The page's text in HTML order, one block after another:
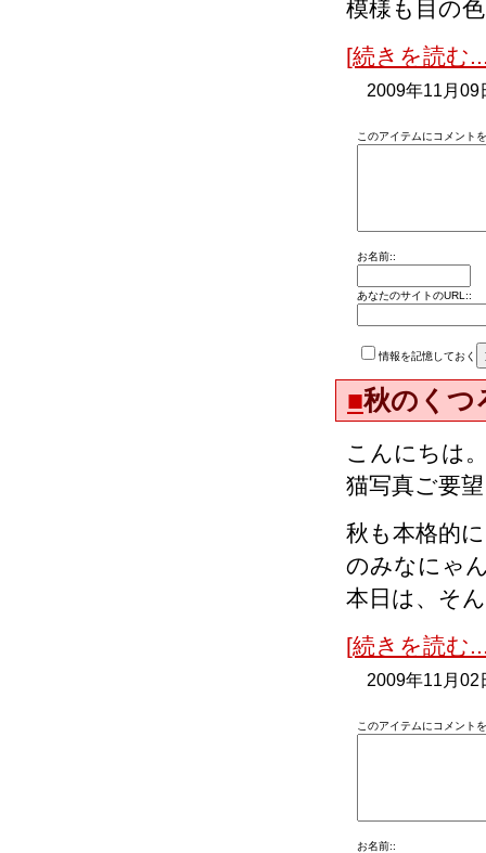
模様も目の
[続きを読む
2009年11月
このアイテムにコメント
お名前::
あなたのサイトのURL::
情報を記憶しておく
■秋のくつ
こんにちは
猫写真ご要
秋も本格的
のみなにゃ
本日は、そ
[続きを読む
2009年11月
このアイテムにコメント
お名前::